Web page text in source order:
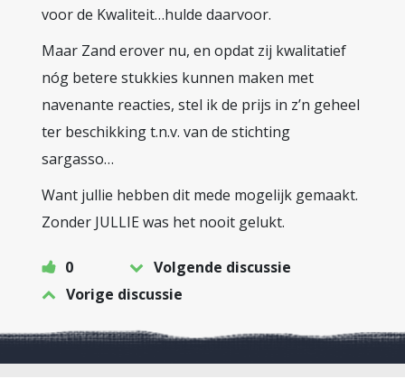
voor de Kwaliteit…hulde daarvoor.
Maar Zand erover nu, en opdat zij kwalitatief
nóg betere stukkies kunnen maken met
navenante reacties, stel ik de prijs in z’n geheel
ter beschikking t.n.v. van de stichting
sargasso…
Want jullie hebben dit mede mogelijk gemaakt.
Zonder JULLIE was het nooit gelukt.
0
Volgende discussie
Vorige discussie